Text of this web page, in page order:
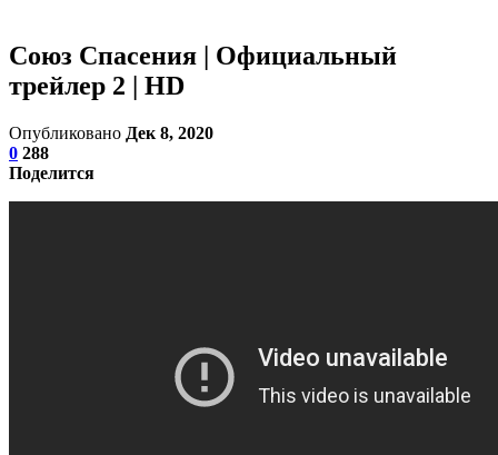
Союз Спасения | Официальный
трейлер 2 | HD
Опубликовано Дек 8, 2020
0 288
Поделится